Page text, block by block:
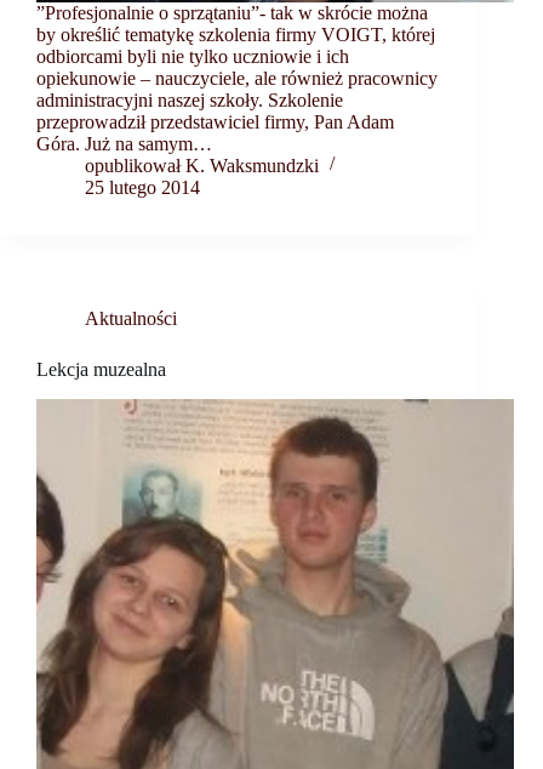
”Profesjonalnie o sprzątaniu”- tak w skrócie można
by określić tematykę szkolenia firmy VOIGT, której
odbiorcami byli nie tylko uczniowie i ich
opiekunowie – nauczyciele, ale również pracownicy
administracyjni naszej szkoły. Szkolenie
przeprowadził przedstawiciel firmy, Pan Adam
Góra. Już na samym…
opublikował K. Waksmundzki
25 lutego 2014
Aktualności
Lekcja muzealna